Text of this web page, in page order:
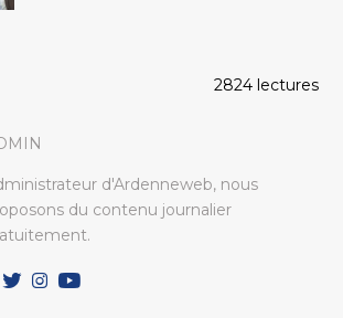
2824 lectures
d'Ardenneweb, nous
du contenu journalier